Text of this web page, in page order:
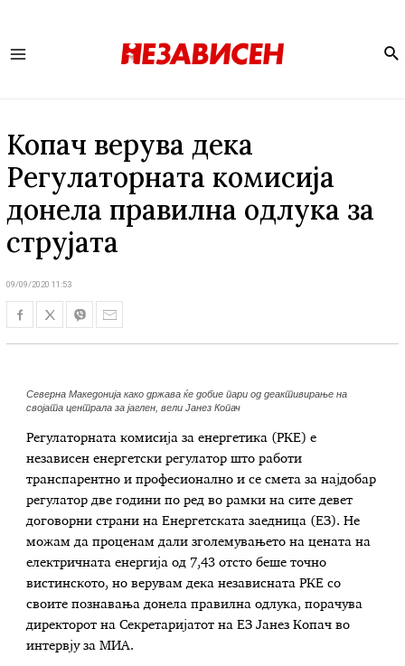
Копач верува дека
Регулаторната комисија
донела правилна одлука за
струјата
09/09/2020 11:53
Северна Македонија како држава ќе добие пари од деактивирање на
својата централа за јаглен, вели Јанез Копач
Регулаторната комисија за енергетика (РКЕ) е
независен енергетски регулатор што работи
транспарентно и професионално и се смета за најдобар
регулатор две години по ред во рамки на сите девет
договорни страни на Енергетската заедница (ЕЗ). Не
можам да проценам дали зголемувањето на цената на
електричната енергија од 7,43 отсто беше точно
вистинското, но верувам дека независната РКЕ со
своите познавања донела правилна одлука, порачува
директорот на Секретаријатот на ЕЗ Јанез Копач во
интервју за МИА.